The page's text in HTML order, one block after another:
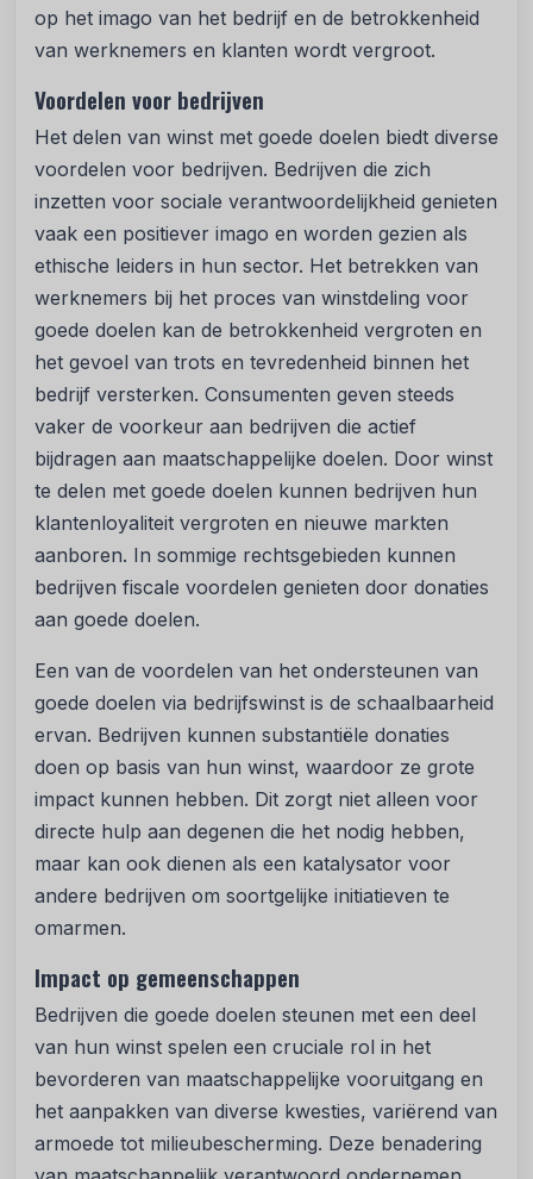
op het imago van het bedrijf en de betrokkenheid
van werknemers en klanten wordt vergroot.
Voordelen voor bedrijven
Het delen van winst met goede doelen biedt diverse
voordelen voor bedrijven. Bedrijven die zich
inzetten voor sociale verantwoordelijkheid genieten
vaak een positiever imago en worden gezien als
ethische leiders in hun sector. Het betrekken van
werknemers bij het proces van winstdeling voor
goede doelen kan de betrokkenheid vergroten en
het gevoel van trots en tevredenheid binnen het
bedrijf versterken. Consumenten geven steeds
vaker de voorkeur aan bedrijven die actief
bijdragen aan maatschappelijke doelen. Door winst
te delen met goede doelen kunnen bedrijven hun
klantenloyaliteit vergroten en nieuwe markten
aanboren. In sommige rechtsgebieden kunnen
bedrijven fiscale voordelen genieten door donaties
aan goede doelen.
Een van de voordelen van het ondersteunen van
goede doelen via bedrijfswinst is de schaalbaarheid
ervan. Bedrijven kunnen substantiële donaties
doen op basis van hun winst, waardoor ze grote
impact kunnen hebben. Dit zorgt niet alleen voor
directe hulp aan degenen die het nodig hebben,
maar kan ook dienen als een katalysator voor
andere bedrijven om soortgelijke initiatieven te
omarmen.
Impact op gemeenschappen
Bedrijven die goede doelen steunen met een deel
van hun winst spelen een cruciale rol in het
bevorderen van maatschappelijke vooruitgang en
het aanpakken van diverse kwesties, variërend van
armoede tot milieubescherming. Deze benadering